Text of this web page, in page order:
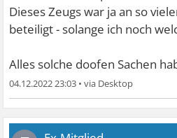
Dieses Zeugs war ja an so
beteiligt - solange ich noch
Alles solche doofen Sachen
04.12.2022 23:03 •